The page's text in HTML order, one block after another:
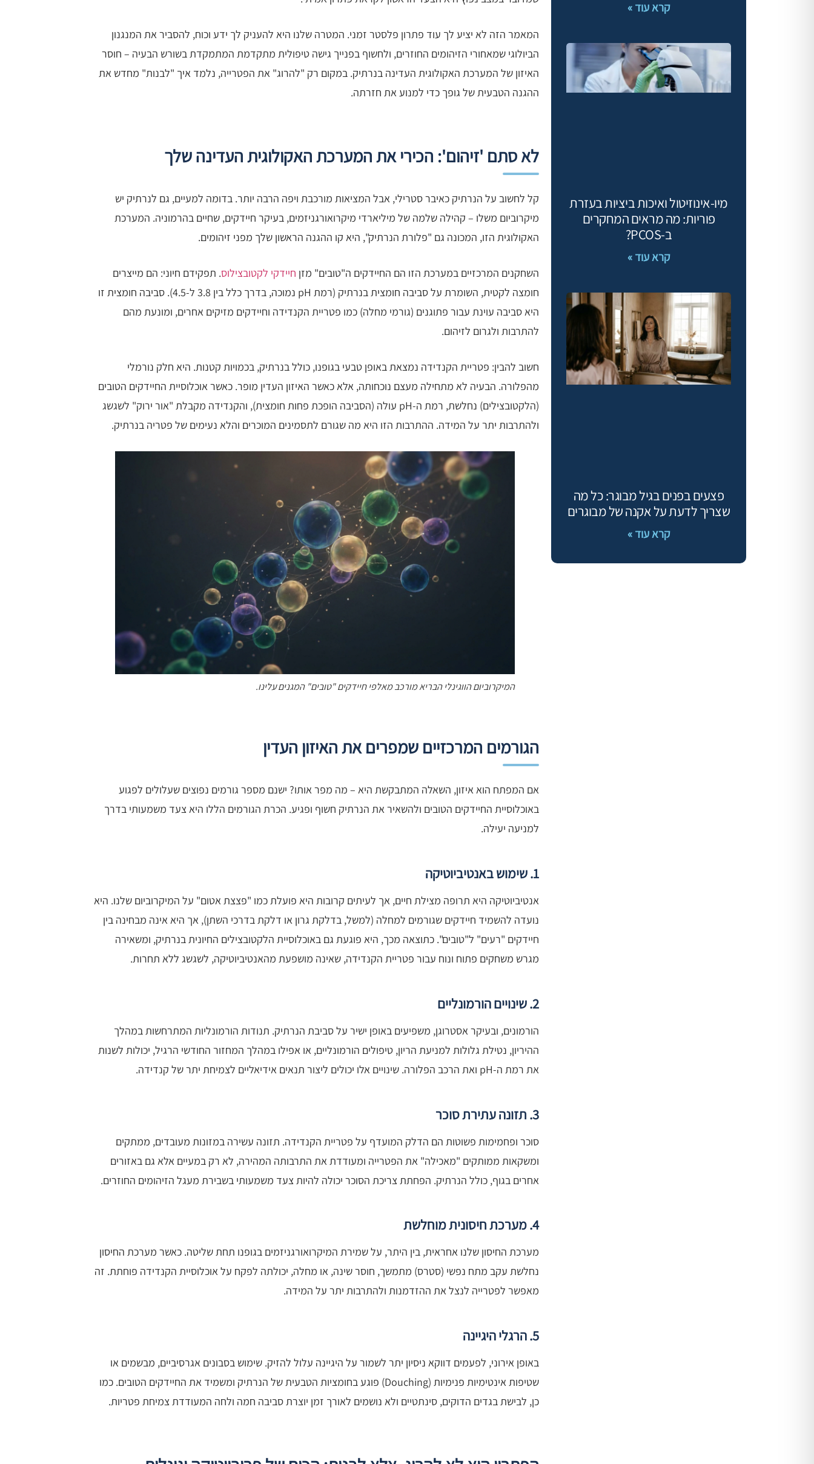
קרא עוד »
מיו‑אינוזיטול ואיכות ביציות בעזרת
פוריות: מה מראים המחקרים
ב‑PCOS?
קרא עוד »
פצעים בפנים בגיל מבוגר: כל מה
שצריך לדעת על אקנה של מבוגרים
קרא עוד »
המאמר הזה לא יציע לך עוד פתרון פלסטר זמני. המטרה שלנו היא להעניק לך ידע וכוח, להסביר את המנגנון
הביולוגי שמאחורי הזיהומים החוזרים, ולחשוף בפנייך גישה טיפולית מתקדמת המתמקדת בשורש הבעיה – חוסר
האיזון של המערכת האקולוגית העדינה בנרתיק. במקום רק "להרוג" את הפטרייה, נלמד איך "לבנות" מחדש את
ההגנה הטבעית של גופך כדי למנוע את חזרתה.
לא סתם 'זיהום': הכירי את המערכת האקולוגית העדינה שלך
קל לחשוב על הנרתיק כאיבר סטרילי, אבל המציאות מורכבת ויפה הרבה יותר. בדומה למעיים, גם לנרתיק יש
מיקרוביום משלו – קהילה שלמה של מיליארדי מיקרואורגניזמים, בעיקר חיידקים, שחיים בהרמוניה. המערכת
האקולוגית הזו, המכונה גם "פלורת הנרתיק", היא קו ההגנה הראשון שלך מפני זיהומים.
השחקנים המרכזיים במערכת הזו הם החיידקים ה"טובים" מזן חיידקי לקטובצילוס. תפקידם חיוני: הם מייצרים
חומצה לקטית, השומרת על סביבה חומצית בנרתיק (רמת pH נמוכה, בדרך כלל בין 3.8 ל-4.5). סביבה חומצית זו
היא סביבה עוינת עבור פתוגנים (גורמי מחלה) כמו פטריית הקנדידה וחיידקים מזיקים אחרים, ומונעת מהם
להתרבות ולגרום לזיהום.
חשוב להבין: פטריית הקנדידה נמצאת באופן טבעי בגופנו, כולל בנרתיק, בכמויות קטנות. היא חלק נורמלי
מהפלורה. הבעיה לא מתחילה מעצם נוכחותה, אלא כאשר האיזון העדין מופר. כאשר אוכלוסיית החיידקים הטובים
(הלקטובצילים) נחלשת, רמת ה-pH עולה (הסביבה הופכת פחות חומצית), והקנדידה מקבלת "אור ירוק" לשגשג
ולהתרבות יתר על המידה. ההתרבות הזו היא מה שגורם לתסמינים המוכרים והלא נעימים של פטריה בנרתיק.
המיקרוביום הווגינלי הבריא מורכב מאלפי חיידקים "טובים" המגנים עלינו.
הגורמים המרכזיים שמפרים את האיזון העדין
אם המפתח הוא איזון, השאלה המתבקשת היא – מה מפר אותו? ישנם מספר גורמים נפוצים שעלולים לפגוע
באוכלוסיית החיידקים הטובים ולהשאיר את הנרתיק חשוף ופגיע. הכרת הגורמים הללו היא צעד משמעותי בדרך
למניעה יעילה.
1. שימוש באנטיביוטיקה
אנטיביוטיקה היא תרופה מצילת חיים, אך לעיתים קרובות היא פועלת כמו "פצצת אטום" על המיקרוביום שלנו. היא
נועדה להשמיד חיידקים שגורמים למחלה (למשל, בדלקת גרון או דלקת בדרכי השתן), אך היא אינה מבחינה בין
חיידקים "רעים" ל"טובים". כתוצאה מכך, היא פוגעת גם באוכלוסיית הלקטובצילים החיונית בנרתיק, ומשאירה
מגרש משחקים פתוח ונוח עבור פטריית הקנדידה, שאינה מושפעת מהאנטיביוטיקה, לשגשג ללא תחרות.
2. שינויים הורמונליים
הורמונים, ובעיקר אסטרוגן, משפיעים באופן ישיר על סביבת הנרתיק. תנודות הורמונליות המתרחשות במהלך
ההיריון, נטילת גלולות למניעת הריון, טיפולים הורמונליים, או אפילו במהלך המחזור החודשי הרגיל, יכולות לשנות
את רמת ה-pH ואת הרכב הפלורה. שינויים אלו יכולים ליצור תנאים אידיאליים לצמיחת יתר של קנדידה.
3. תזונה עתירת סוכר
סוכר ופחמימות פשוטות הם הדלק המועדף על פטריית הקנדידה. תזונה עשירה במזונות מעובדים, ממתקים
ומשקאות ממותקים "מאכילה" את הפטרייה ומעודדת את התרבותה המהירה, לא רק במעיים אלא גם באזורים
אחרים בגוף, כולל הנרתיק. הפחתת צריכת הסוכר יכולה להיות צעד משמעותי בשבירת מעגל הזיהומים החוזרים.
4. מערכת חיסונית מוחלשת
מערכת החיסון שלנו אחראית, בין היתר, על שמירת המיקרואורגניזמים בגופנו תחת שליטה. כאשר מערכת החיסון
נחלשת עקב מתח נפשי (סטרס) מתמשך, חוסר שינה, או מחלה, יכולתה לפקח על אוכלוסיית הקנדידה פוחתת. זה
מאפשר לפטרייה לנצל את ההזדמנות ולהתרבות יתר על המידה.
5. הרגלי היגיינה
באופן אירוני, לפעמים דווקא ניסיון יתר לשמור על היגיינה עלול להזיק. שימוש בסבונים אגרסיביים, מבשמים או
שטיפות אינטימיות פנימיות (Douching) פוגע בחומציות הטבעית של הנרתיק ומשמיד את החיידקים הטובים. כמו
כן, לבישת בגדים הדוקים, סינתטיים ולא נושמים לאורך זמן יוצרת סביבה חמה ולחה המעודדת צמיחת פטריות.